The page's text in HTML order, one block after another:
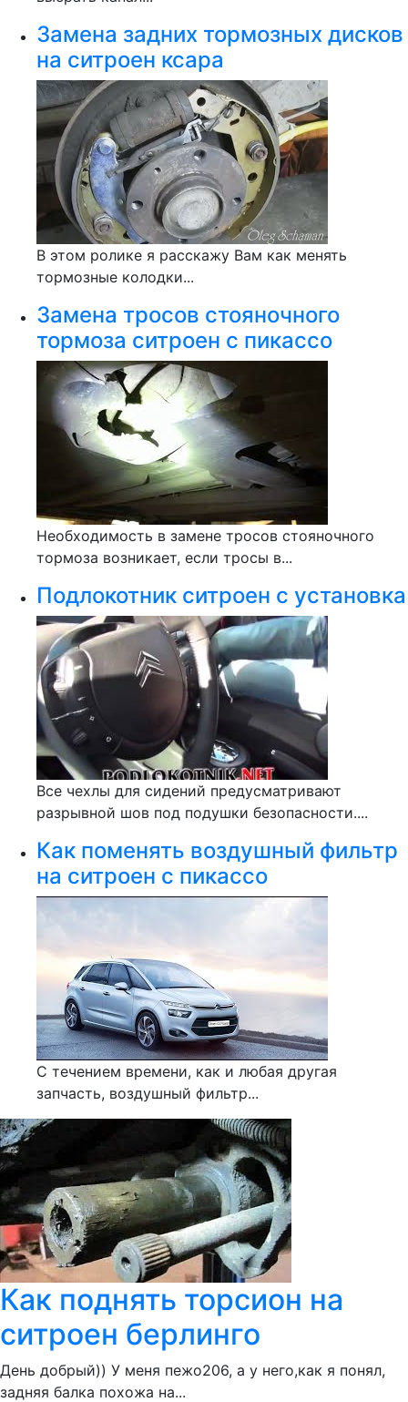
Замена задних тормозных дисков
на ситроен ксара
В этом ролике я расскажу Вам как менять
тормозные колодки...
Замена тросов стояночного
тормоза ситроен с пикассо
Необходимость в замене тросов стояночного
тормоза возникает, если тросы в...
Подлокотник ситроен с установка
Все чехлы для сидений предусматривают
разрывной шов под подушки безопасности....
Как поменять воздушный фильтр
на ситроен с пикассо
С течением времени, как и любая другая
запчасть, воздушный фильтр...
Как поднять торсион на
ситроен берлинго
День добрый)) У меня пежо206, а у него,как я понял,
задняя балка похожа на...